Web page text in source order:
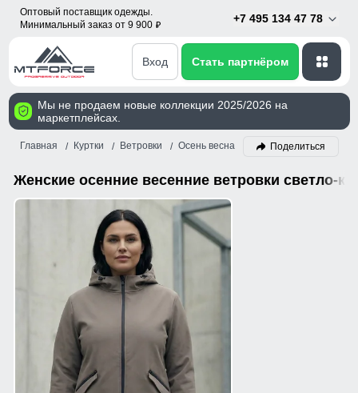
Оптовый поставщик одежды.
Минимальный заказ от 9 900 p
+7 495 134 47 78
Вход Стать партнёром
Мы не продаем новые коллекции 2025/2026 на
маркетплейсах.
Главная Куртки Ветровки Осень весна Женский Светло-
Поделиться
Женские осенние весенние ветровки светло-